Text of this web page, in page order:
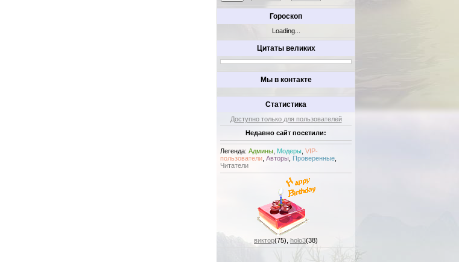
Гороскоп
Loading...
Цитаты великих
Мы в контакте
Статистика
Доступно только для пользователей
Недавно сайт посетили:
Легенда: Админы Модеры VIP-
пользователи Авторы Проверенные
Читатели
виктор(75) holo3(38)